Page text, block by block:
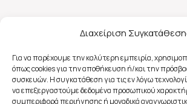
Διαχείριση
Για να παρέχουμε την καλύτερη εμπειρία,
όπως cookies για την αποθήκευση ή/και την
συσκευών. Η συγκατάθεση για τις εν λόγω
να επεξεργαστούμε δεδομένα προσωπικού
συμπεριφορά περιήγησης ή μοναδικά